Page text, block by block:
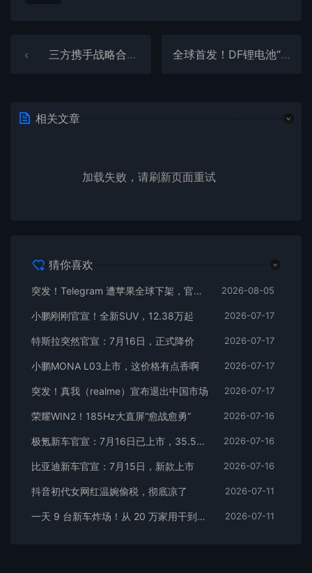
三方携手战略合作 商汤科技助力石化产业智能化升级 全球首发！DF锂电池“智享”无忧驻车生活
相关文章
加载失败，请刷新页面重试
猜你喜欢
突发！Telegram 遭苹果全球下架，官方回应 2026-08-05
小鹏刚刚官宣！全新SUV，12.38万起 2026-07-17
特斯拉突然官宣：7月16日，正式降价 2026-07-17
小鹏MONA L03上市，这价格有点香啊 2026-07-17
突发！真我（realme）宣布退出中国市场 2026-07-17
荣耀WIN2！185Hz大直屏“愈战愈勇” 2026-07-16
极氪新车官宣：7月16日已上市，35.5万元起 2026-07-16
比亚迪新车官宣：7月15日，新款上市 2026-07-16
抖音初代女网红温婉偷税，彻底凉了 2026-07-11
一天 9 台新车炸场！从 20 万家用干到千万超跑，全价位全覆盖 2026-07-11